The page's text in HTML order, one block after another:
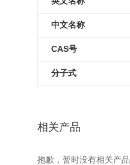
中文名称
CAS号
分子式
相关产品
抱歉，暂时没有相关产品